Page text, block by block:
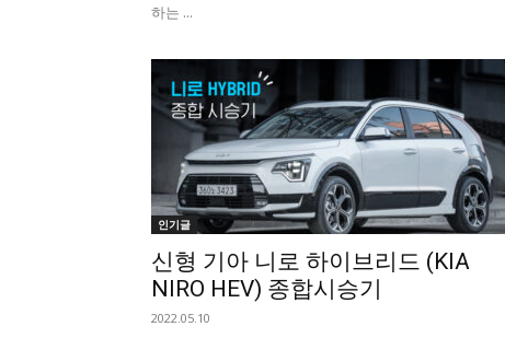
하는 ...
인기글
신형 기아 니로 하이브리드 (KIA
NIRO HEV) 종합시승기
2022.05.10